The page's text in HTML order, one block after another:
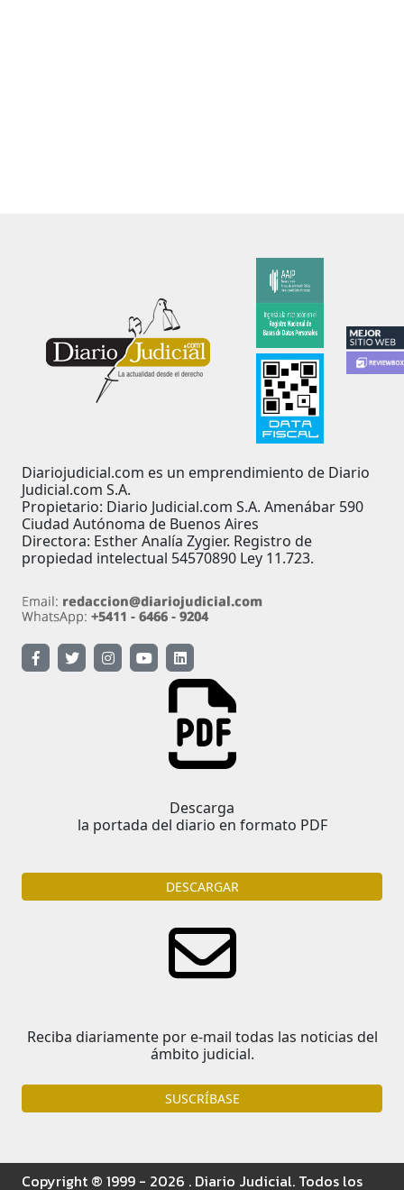
Diariojudicial.com es un emprendimiento de Diario
Judicial.com S.A.
Propietario: Diario Judicial.com S.A. Amenábar 590
Ciudad Autónoma de Buenos Aires
Directora: Esther Analía Zygier. Registro de
propiedad intelectual 54570890 Ley 11.723.
Descarga
la portada del diario en formato PDF
DESCARGAR
Reciba diariamente por e-mail todas las noticias del
ámbito judicial.
SUSCRÍBASE
Copyright ® 1999 - 2026 . Diario Judicial. Todos los